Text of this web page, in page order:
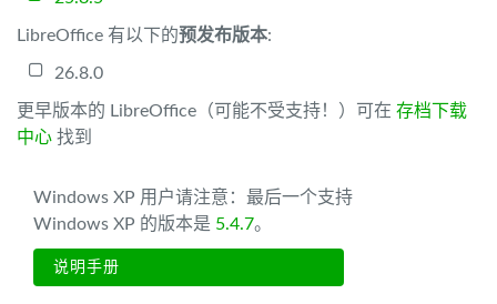
LibreOffice 有以下的预发布版本:
26.8.0
更早版本的 LibreOffice（可能不受支持！）可在 存档下载
中心 找到
Windows XP 用户请注意：最后一个支持
Windows XP 的版本是 5.4.7。
说明手册